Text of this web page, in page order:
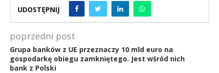
UDOSTĘPNIJ
poprzedni post
Grupa banków z UE przeznaczy 10 mld euro na
gospodarkę obiegu zamkniętego. Jest wśród nich
bank z Polski